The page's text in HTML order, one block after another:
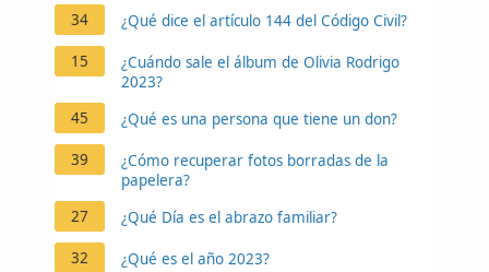
34 ¿Qué dice el artículo 144 del Código Civil?
15
¿Cuándo sale el álbum de Olivia Rodrigo
2023?
45
¿Qué es una persona que tiene un don?
39
¿Cómo recuperar fotos borradas de la
papelera?
27
¿Qué Día es el abrazo familiar?
32 ¿Qué es el año 2023?